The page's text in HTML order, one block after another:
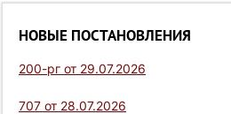
НОВЫЕ ПОСТАНОВЛЕНИЯ
200-рг от 29.07.2026
707 от 28.07.2026